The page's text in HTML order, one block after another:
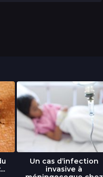
Un cas d’infection
invasive à